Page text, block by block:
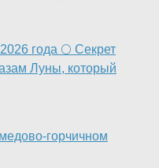
года 🌕 Секрет
Луны, который